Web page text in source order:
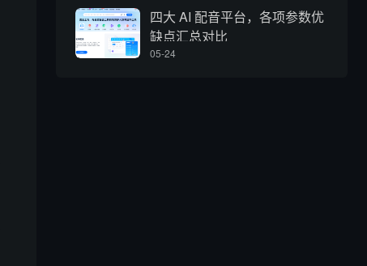
四大 AI 配音平台，各项参数优
缺点汇总对比
05-24